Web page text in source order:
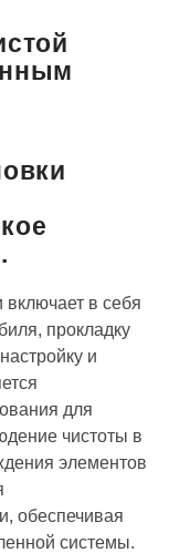
включает в себя
прокладку
и
для
чистоты в
элементов
обеспечивая
системы.